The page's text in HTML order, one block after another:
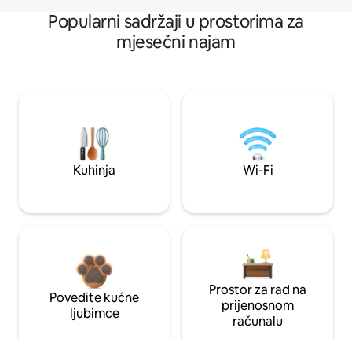
Popularni sadržaji u prostorima za
mjesečni najam
Kuhinja Wi-Fi
Povedite kućne
ljubimce
Prostor za rad na
prijenosnom
računalu